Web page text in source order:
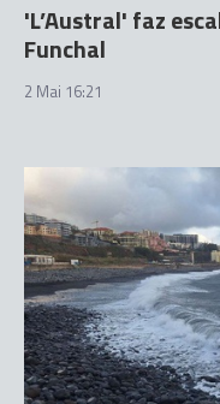
'L’Austral' faz
Funchal
2 Mai 16:21